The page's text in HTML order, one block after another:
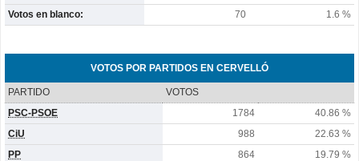
Votos en blanco:
70 1.6 %
VOTOS POR PARTIDOS EN CERVELLÓ
PARTIDO
VOTOS
PSC-PSOE
1784
40.86 %
CiU
988
22.63 %
PP
864
19.79 %